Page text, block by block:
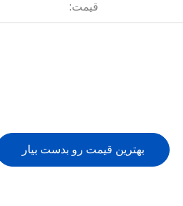
قیمت:
بهترین قیمت رو بدست بیار